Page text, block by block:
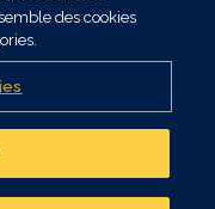
des cookies